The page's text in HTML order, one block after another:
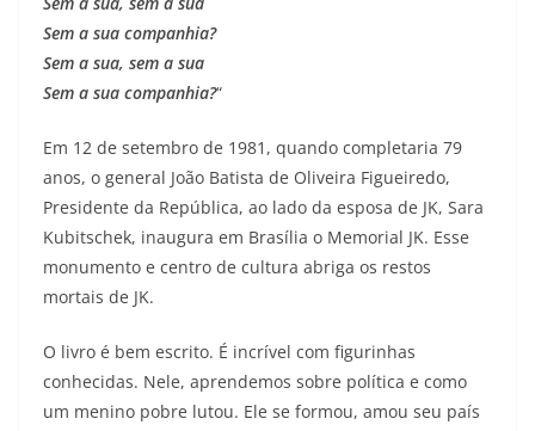
Sem a sua companhia?
Sem a sua, sem a sua
Sem a sua companhia?“
Em 12 de setembro de 1981, quando completaria 79
anos, o general João Batista de Oliveira Figueiredo,
Presidente da República, ao lado da esposa de JK, Sara
Kubitschek, inaugura em Brasília o Memorial JK. Esse
monumento e centro de cultura abriga os restos
mortais de JK.
O livro é bem escrito. É incrível com figurinhas
conhecidas. Nele, aprendemos sobre política e como
um menino pobre lutou. Ele se formou, amou seu país